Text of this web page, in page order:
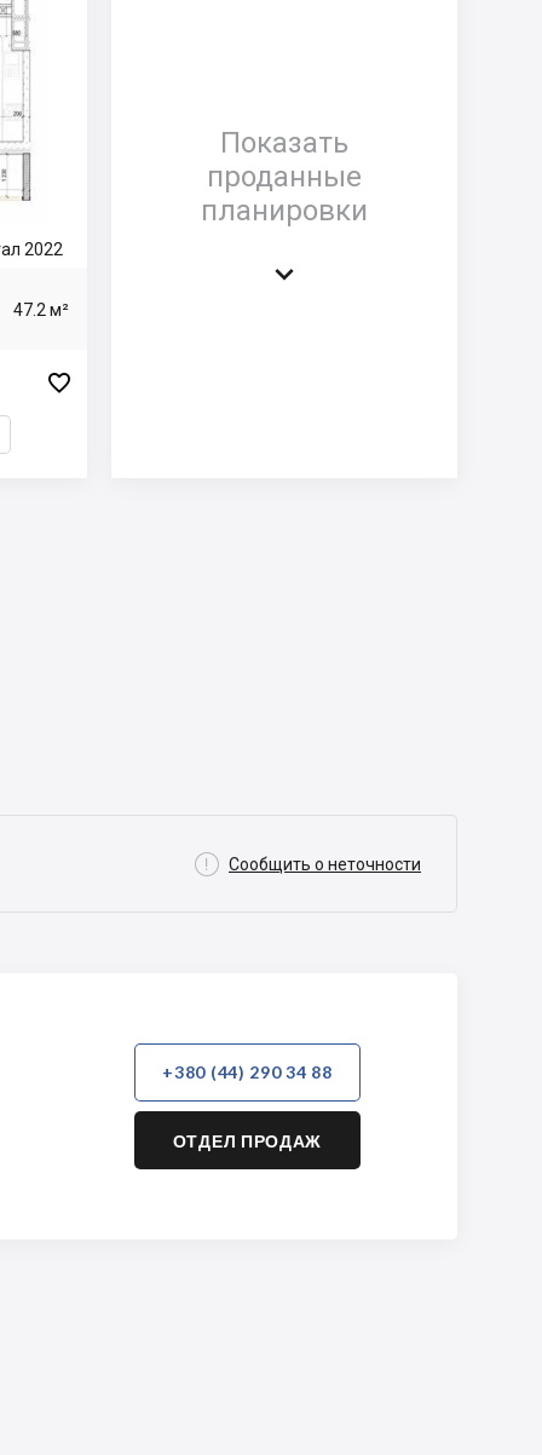
2022
47.2 м²

Показать
проданные
планировки

 Сообщить о неточности
+380 (44) 290 34 88
ОТДЕЛ ПРОДАЖ